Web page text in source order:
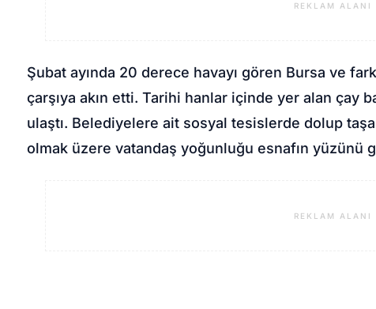
REKLAM ALANI
Şubat ayında 20 derece havayı gören Bursa ve
çarşıya akın etti. Tarihi hanlar içinde yer alan çay
ulaştı. Belediyelere ait sosyal tesislerde dolup
olmak üzere vatandaş yoğunluğu esnafın yüzünü
REKLAM ALANI